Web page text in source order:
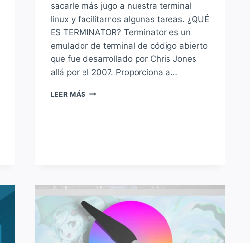
sacarle más jugo a nuestra terminal
linux y facilitarnos algunas tareas. ¿QUÉ
ES TERMINATOR? Terminator es un
emulador de terminal de código abierto
que fue desarrollado por Chris Jones
allá por el 2007. Proporciona a…
LEER MÁS ¿LA
INSTALA
Y
SE
UTILIZA
TERMINATOR